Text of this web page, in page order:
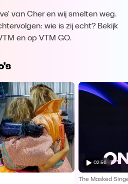
van Cher en wij smelten weg.
wie is zij echt? Bekijk
en op VTM GO.
02:56
The Masked